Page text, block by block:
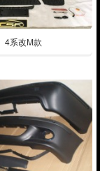
4系改M款